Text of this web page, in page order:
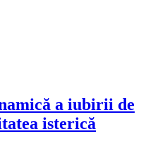
a iubirii de
isterică